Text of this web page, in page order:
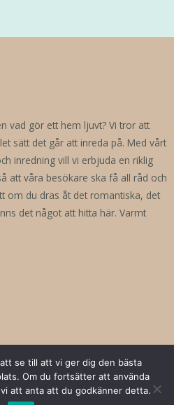
vad gör ett hem ljuvt? Vi tror att
sätt det går att inreda på. Med vårt
inredning vill vi erbjuda en riklig
att våra besökare ska få all råd och
om du dras åt det romantiska, det
det något att hitta här. Varmt
se till att vi ger dig den bästa
Om du fortsätter att använda
att anta att du godkänner detta.